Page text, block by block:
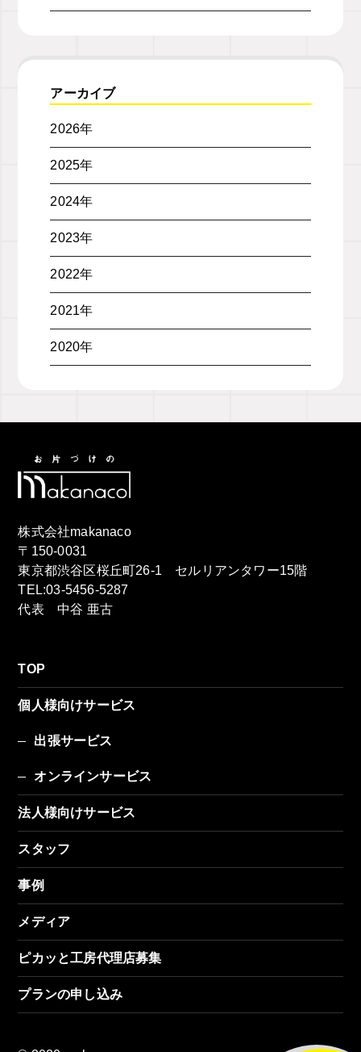
アーカイブ
2026年
2025年
2024年
2023年
2022年
2021年
2020年
株式会社makanaco
〒150-0031
東京都渋谷区桜丘町26-1 セルリアンタワー15階
TEL:03-5456-5287
代表 中谷 亜古
TOP
個人様向けサービス
出張サービス
オンラインサービス
法人様向けサービス
スタッフ
事例
メディア
ピカッと工房代理店募集
プランの申し込み